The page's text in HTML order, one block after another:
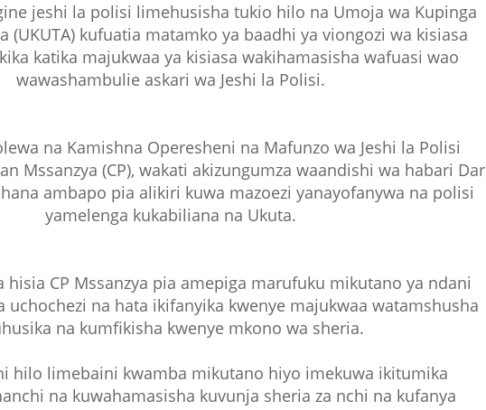
jeshi la polisi limehusisha tukio hilo na Umoja wa Kupinga
(UKUTA) kufuatia matamko ya baadhi ya viongozi wa kisiasa
katika majukwaa ya kisiasa wakihamasisha wafuasi wao
wawashambulie askari wa Jeshi la Polisi.
na Kamishna Operesheni na Mafunzo wa Jeshi la Polisi
Mssanzya (CP), wakati akizungumza waandishi wa habari Dar
ambapo pia alikiri kuwa mazoezi yanayofanywa na polisi
yamelenga kukabiliana na Ukuta.
hisia CP Mssanzya pia amepiga marufuku mikutano ya ndani
uchochezi na hata ikifanyika kwenye majukwaa watamshusha
na kumfikisha kwenye mkono wa sheria.
hilo limebaini kwamba mikutano hiyo imekuwa ikitumika
na kuwahamasisha kuvunja sheria za nchi na kufanya